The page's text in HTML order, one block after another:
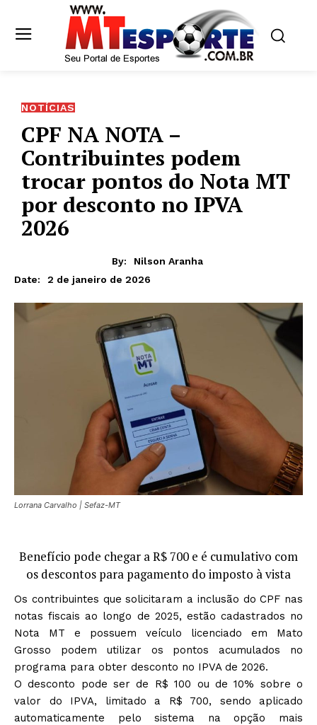
NOTÍCIAS
CPF NA NOTA –
Contribuintes podem
trocar pontos do Nota MT
por desconto no IPVA
2026
By:
Nilson Aranha
Date:
2 de janeiro de 2026
Lorrana Carvalho | Sefaz-MT
Benefício pode chegar a R$ 700 e é cumulativo com
os descontos para pagamento do imposto à vista
Os contribuintes que solicitaram a inclusão do CPF nas
notas fiscais ao longo de 2025, estão cadastrados no
Nota MT e possuem veículo licenciado em Mato
Grosso podem utilizar os pontos acumulados no
programa para obter desconto no IPVA de 2026.
O desconto pode ser de R$ 100 ou de 10% sobre o
valor do IPVA, limitado a R$ 700, sendo aplicado
automaticamente pelo sistema na opção mais